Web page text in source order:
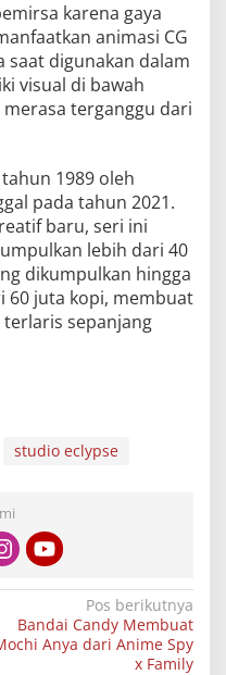
karena gaya
animasi CG
saat digunakan dalam
visual di bawah
terganggu dari
1989 oleh
pada tahun 2021.
baru, seri ini
lebih dari 40
dikumpulkan hingga
60 juta kopi, membuat
terlaris sepanjang
studio eclypse
Pos berikutnya
Bandai Candy Membuat
Anya dari Anime Spy
x Family